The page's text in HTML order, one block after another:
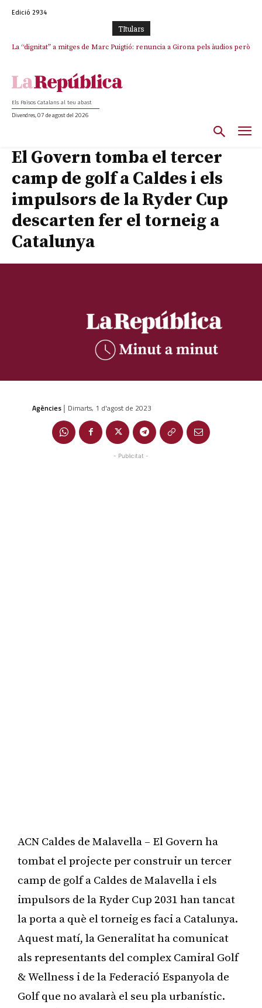
Edició 2934
TItulars
La “dignitat” a mitges de Marc Puigtió: renuncia a Girona pels àudios però
Els Països Catalans al teu abast
Divendres, 07 de agost del 2026
El Govern tomba el tercer
camp de golf a Caldes i els
impulsors de la Ryder Cup
descarten fer el torneig a
Catalunya
Agències | Dimarts, 1 d'agost de 2023
- Publicitat -
ACN Caldes de Malavella – El Govern ha
tombat el projecte per construir un tercer
camp de golf a Caldes de Malavella i els
impulsors de la Ryder Cup 2031 han tancat
la porta a què el torneig es faci a Catalunya.
Aquest matí, la Generalitat ha comunicat
als representants del complex Camiral Golf
& Wellness i de la Federació Espanyola de
Golf que no avalarà el seu pla urbanístic.